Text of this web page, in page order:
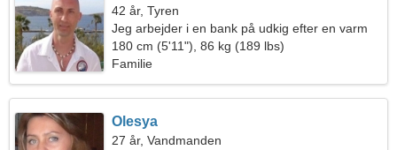
42 år, Tyren
Jeg arbejder i en bank på udkig efter en varm
kvinde
180 cm (5'11"), 86 kg (189 lbs)
Familie
Olesya
27 år, Vandmanden